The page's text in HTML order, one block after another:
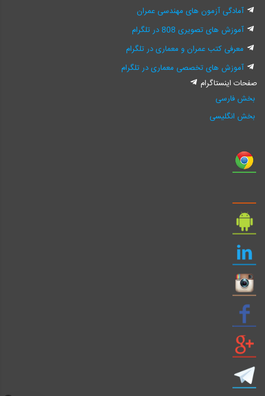
آمادگی آزمون های مهندسی عمران
آموزش های تصویری 808 در تلگرام
معرفی کتب عمران و معماری در تلگرام
آموزش های تخصصی معماری در تلگرام
صفحات اینستاگرام
بخش فارسی
بخش انگلیسی